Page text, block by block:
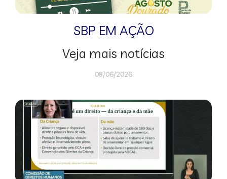
SBP EM AÇÃO
Veja mais notícias
08/06/2026